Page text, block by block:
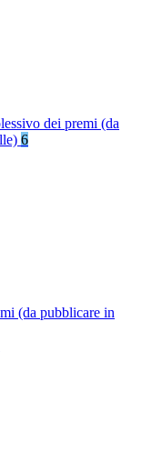
dei premi (da
6
(da pubblicare in